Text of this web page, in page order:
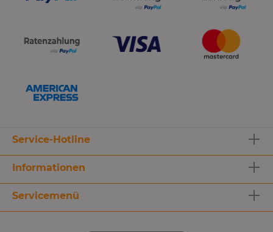
Service-Hotline
Informationen
Servicemenü